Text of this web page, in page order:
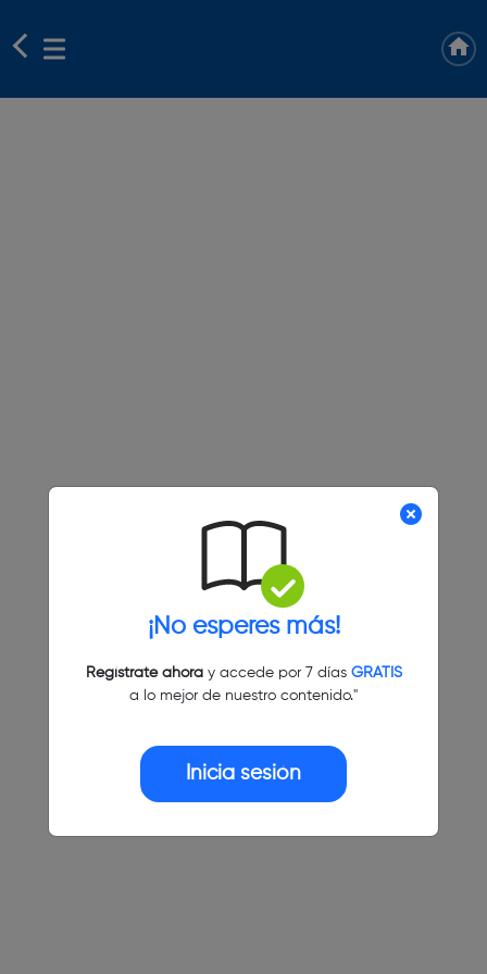
¡No esperes más!
Regístrate ahoray accede por 7 días GRATIS
a lo mejor de nuestro contenido."
Inicia sesión